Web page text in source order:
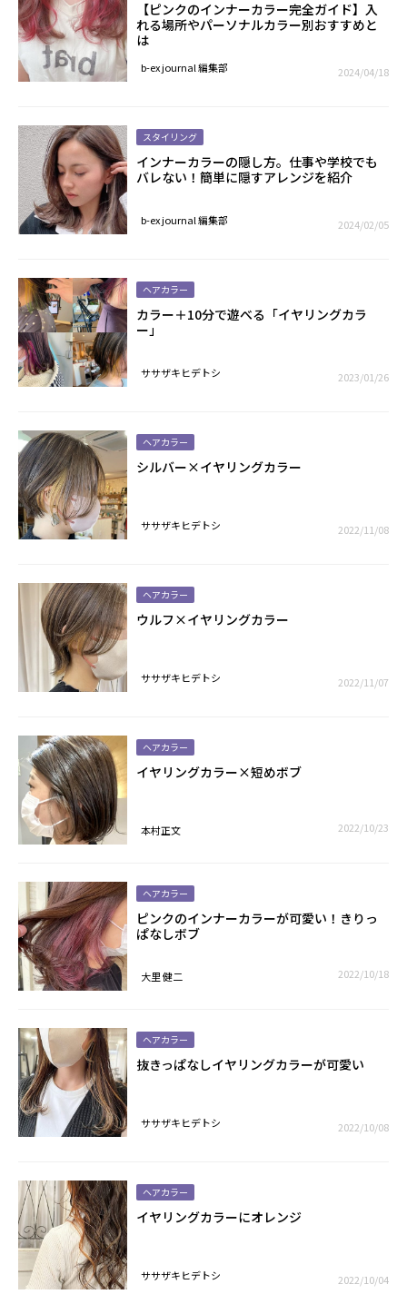
【ピンクのインナーカラー完全ガイド】入
れる場所やパーソナルカラー別おすすめと
は
b-ex journal 編集部 2024/04/18
スタイリング
インナーカラーの隠し方。仕事や学校でも
バレない！簡単に隠すアレンジを紹介
b-ex journal 編集部 2024/02/05
ヘアカラー
カラー＋10分で遊べる「イヤリングカラ
ー」
ササザキヒデトシ 2023/01/26
ヘアカラー
シルバー×イヤリングカラー
ササザキヒデトシ 2022/11/08
ヘアカラー
ウルフ×イヤリングカラー
ササザキヒデトシ 2022/11/07
ヘアカラー
イヤリングカラー×短めボブ
本村正文 2022/10/23
ヘアカラー
ピンクのインナーカラーが可愛い！きりっ
ぱなしボブ
大里 健二 2022/10/18
ヘアカラー
抜きっぱなしイヤリングカラーが可愛い
ササザキヒデトシ 2022/10/08
ヘアカラー
イヤリングカラーにオレンジ
ササザキヒデトシ 2022/10/04